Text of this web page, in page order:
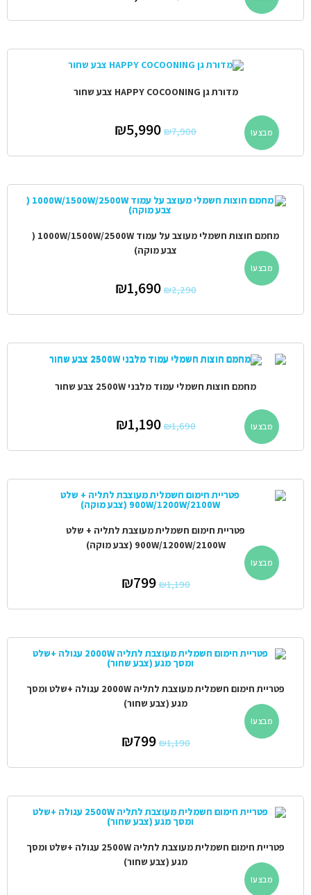
מבצע!
מדורת גן HAPPY COCOONING צבע שחור
₪7,900
₪5,990
מבצע!
מחמם חוצות חשמלי מעוצב על עמוד 1000W/1500W/2500W (
צבע מוקה)
₪2,290
₪1,690
מבצע!
מחמם חוצות חשמלי עמוד מלבני 2500W צבע שחור
₪1,690
₪1,190
מבצע!
פטריית חימום חשמלית מעוצבת לתליה + שלט
900W/1200W/2100W (צבע מוקה)
₪1,190
₪799
מבצע!
פטריית חימום חשמלית מעוצבת לתליה 2000W עגולה +שלט ומסך
מגע (צבע שחור)
₪1,190
₪799
מבצע!
פטריית חימום חשמלית מעוצבת לתליה 2500W עגולה +שלט ומסך
מגע (צבע שחור)